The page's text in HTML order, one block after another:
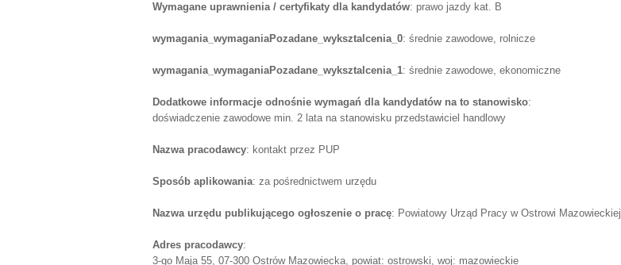
Wymagane uprawnienia / certyfikaty dla kandydatów: prawo jazdy kat. B
wymagania_wymaganiaPozadane_wyksztalcenia_0: średnie zawodowe, rolnicze
wymagania_wymaganiaPozadane_wyksztalcenia_1: średnie zawodowe, ekonomiczne
Dodatkowe informacje odnośnie wymagań dla kandydatów na to stanowisko:
doświadczenie zawodowe min. 2 lata na stanowisku przedstawiciel handlowy
Nazwa pracodawcy: kontakt przez PUP
Sposób aplikowania: za pośrednictwem urzędu
Nazwa urzędu publikującego ogłoszenie o pracę: Powiatowy Urząd Pracy w Ostrowi Mazowieckiej
Adres pracodawcy:
3-go Maja 55, 07-300 Ostrów Mazowiecka, powiat: ostrowski, woj: mazowieckie